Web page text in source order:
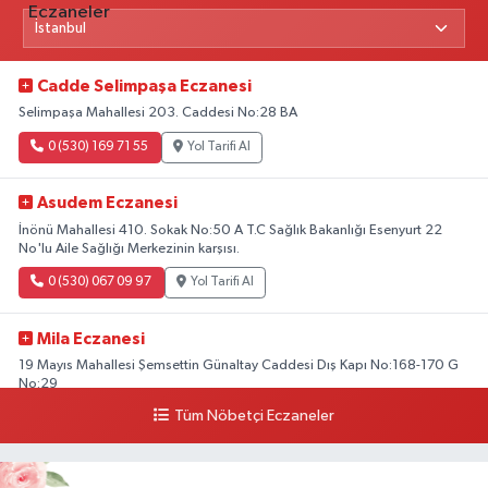
Cadde Selimpaşa Eczanesi
Selimpaşa Mahallesi 203. Caddesi No:28 BA
0 (530) 169 71 55 Yol Tarifi Al
Asudem Eczanesi
İnönü Mahallesi 410. Sokak No:50 A T.C Sağlık Bakanlığı Esenyurt 22
No'lu Aile Sağlığı Merkezinin karşısı.
0 (530) 067 09 97 Yol Tarifi Al
Mila Eczanesi
19 Mayıs Mahallesi Şemsettin Günaltay Caddesi Dış Kapı No:168-170 G
No:29
Yol Tarifi Al
Kasımpaşa Eczanesi
Tüm Nöbetçi Eczaneler